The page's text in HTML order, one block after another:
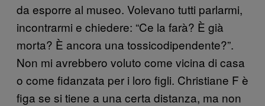
da esporre al museo. Volevano tutti parlarmi,
incontrarmi e chiedere: “Ce la farà? È già
morta? È ancora una tossicodipendente?”.
Non mi avrebbero voluto come vicina di casa
o come fidanzata per i loro figli. Christiane F è
figa se si tiene a una certa distanza, ma non